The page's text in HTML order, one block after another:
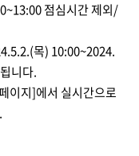
점심시간 제외/
목) 10:00~2024.
니다.
이지]에서 실시간으로